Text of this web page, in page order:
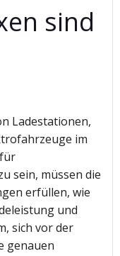
sind
Ladestationen,
im
sein, müssen die
erfüllen, wie
und
sich vor der
genauen